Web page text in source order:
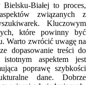
Białej to proces,
związanych z
Kluczowym
które powinny być
Warto zwrócić uwagę na
dopasowanie treści do
aspektem jest
poprawę szybkości
dane. Dobrze